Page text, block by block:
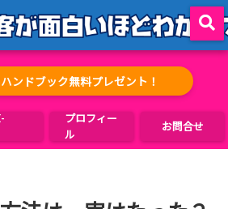
ンドブック無料プレゼント！
プロフィー
ル
お問合せ